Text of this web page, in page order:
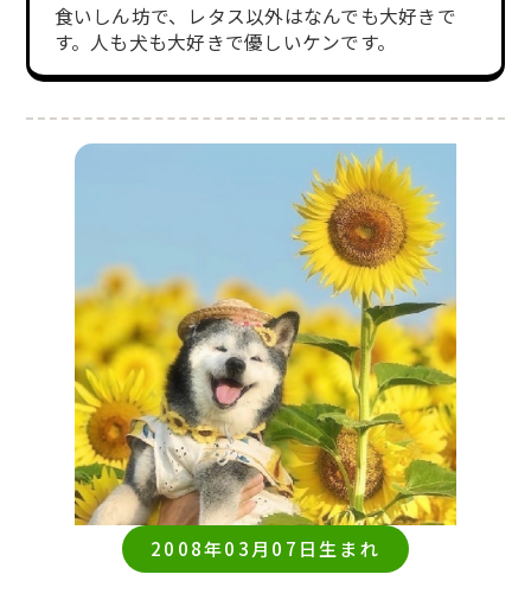
食いしん坊で、レタス以外はなんでも大好きで
す。人も犬も大好きで優しいケンです。
2008年03月07日生まれ